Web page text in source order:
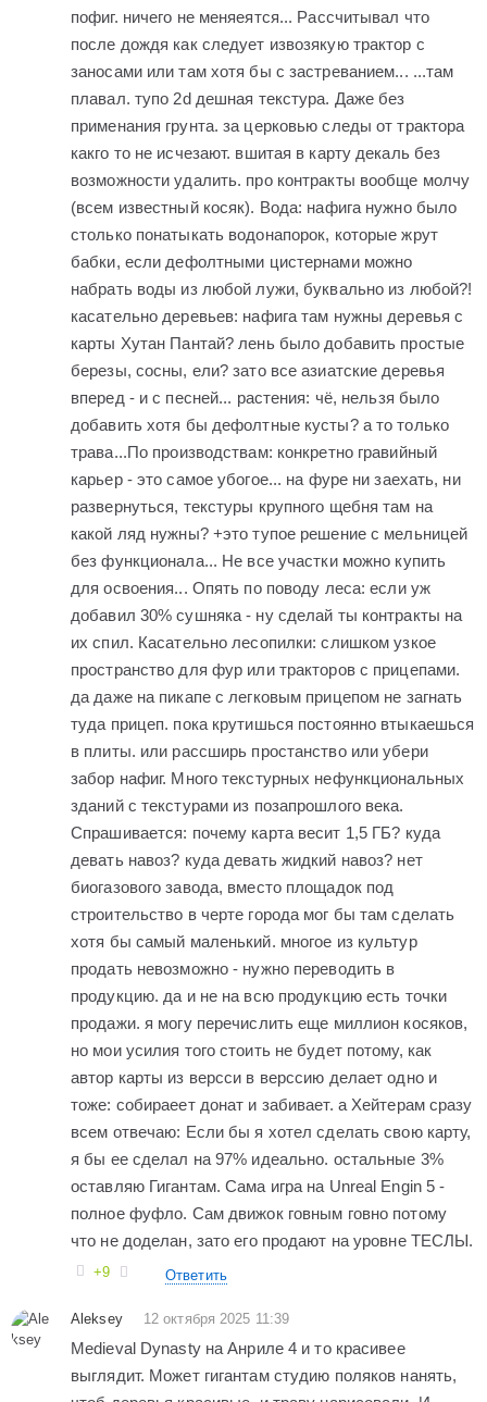
пофиг. ничего не меняеятся... Рассчитывал что
после дождя как следует извозякую трактор с
заносами или там хотя бы с застреванием... ...там
плавал. тупо 2d дешная текстура. Даже без
применания грунта. за церковью следы от трактора
какго то не исчезают. вшитая в карту декаль без
возможности удалить. про контракты вообще молчу
(всем известный косяк). Вода: нафига нужно было
столько понатыкать водонапорок, которые жрут
бабки, если дефолтными цистернами можно
набрать воды из любой лужи, буквально из любой?!
касательно деревьев: нафига там нужны деревья с
карты Хутан Пантай? лень было добавить простые
березы, сосны, ели? зато все азиатские деревья
вперед - и с песней... растения: чё, нельзя было
добавить хотя бы дефолтные кусты? а то только
трава...По производствам: конкретно гравийный
карьер - это самое убогое... на фуре ни заехать, ни
развернуться, текстуры крупного щебня там на
какой ляд нужны? +это тупое решение с мельницей
без функционала... Не все участки можно купить
для освоения... Опять по поводу леса: если уж
добавил 30% сушняка - ну сделай ты контракты на
их спил. Касательно лесопилки: слишком узкое
пространство для фур или тракторов с прицепами.
да даже на пикапе с легковым прицепом не загнать
туда прицеп. пока крутишься постоянно втыкаешься
в плиты. или рассширь простанство или убери
забор нафиг. Много текстурных нефункциональных
зданий с текстурами из позапрошлого века.
Спрашивается: почему карта весит 1,5 ГБ? куда
девать навоз? куда девать жидкий навоз? нет
биогазового завода, вместо площадок под
строительство в черте города мог бы там сделать
хотя бы самый маленький. многое из культур
продать невозможно - нужно переводить в
продукцию. да и не на всю продукцию есть точки
продажи. я могу перечислить еще миллион косяков,
но мои усилия того стоить не будет потому, как
автор карты из версси в верссию делает одно и
тоже: собираеет донат и забивает. а Хейтерам сразу
всем отвечаю: Если бы я хотел сделать свою карту,
я бы ее сделал на 97% идеально. остальные 3%
оставляю Гигантам. Сама игра на Unreal Engin 5 -
полное фуфло. Сам движок говным говно потому
что не доделан, зато его продают на уровне ТЕСЛЫ.
+9 Ответить
Aleksey 12 октября 2025 11:39
Medieval Dynasty на Анриле 4 и то красивее
выглядит. Может гигантам студию поляков нанять,